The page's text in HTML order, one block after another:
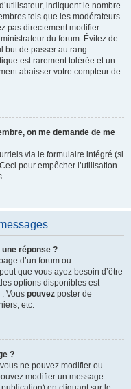
indiquent le nombre
tels que les modérateurs
pas directement modifier
du forum. Évitez de
but de passer au rang
est rarement tolérée et un
abaisser votre compteur de
on me demande de me
via le formulaire intégré (si
pour empêcher l’utilisation
réponse ?
d’un forum ou
que vous ayez besoin d’être
options disponibles est
Vous pouvez poster de
etc.
?
ne pouvez modifier ou
modifier un message